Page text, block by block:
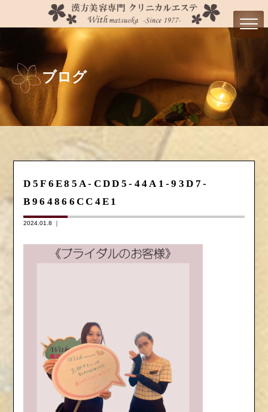
ブログ
D5F6E85A-CDD5-44A1-93D7-
B964866CC4E1
2024.01.8 ｜